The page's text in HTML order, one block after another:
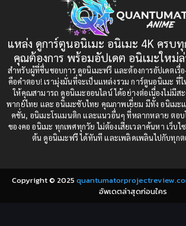
(1)
Censored (เซ็นเซอร์)(19)
Comedy (ตลก)(235)
Comedy (ตลก)(85)
Comic Book การ์ตูน(1)
Coming-of-Age ก้าวผ่านวัย(6)
1993
1991
1989
1987
1984
1982
1980
แหล่ง ดูการ์ตูนอนิเมะ อนิเมะ 4K ครบทุ
คุณต้องการ พร้อมอัปเดต อนิเมะใหม่
สำหรับผู้ที่ชื่นชอบการ ดูอนิเมะฟรี และต้องการอัปเดตเรื่
คือคำตอบ! เรามุ่งมั่นที่จะเป็นแหล่งรวม การ์ตูนอนิเมะ
ให้คุณสามารถ ดูอนิเมะออนไลน์ ได้อย่างต่อเนื่องไม่มีส
พากย์ไทย และ อนิเมะซับไทย คุณภาพเยี่ยม มีทั้ง อนิเมะ
คชั่น, อนิเมะโรแมนติก และแนวอื่นๆ ที่หลากหลาย ตอ
ของคอ อนิเมะ ทุกเพศทุกวัย ไม่ต้องเสียเวลาค้นหา เว็บไ
ต้น ดูอนิเมะฟรี ได้ทันที และเพลิดเพลินไปกับทุก
Copyright © 2025
อัพเดตล่าสุดก่อนใคร